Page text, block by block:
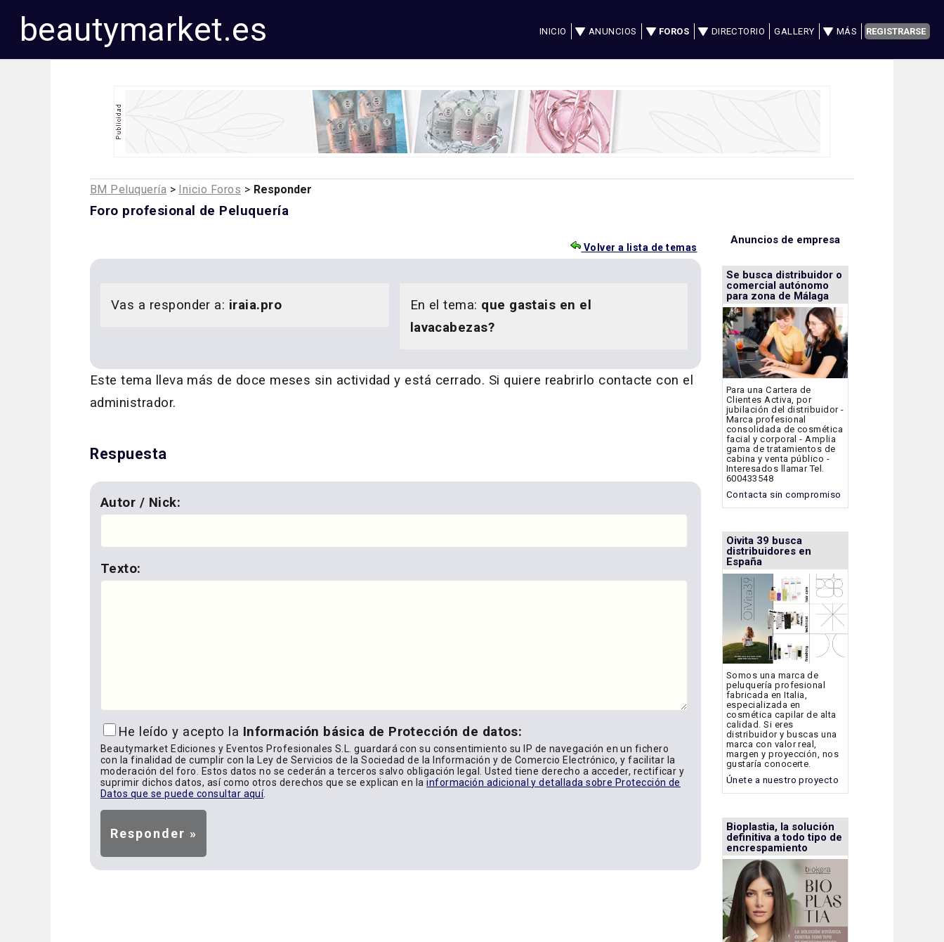
beautymarket.es INICIO ANUNCIOS FOROS DIRECTORIO GALLERY MÁS REGISTRARSE
BM Peluquería > Inicio Foros > Responder
Foro profesional de Peluquería
Volver a lista de temas
Vas a responder a: iraia.pro En el tema: que gastais en el
lavacabezas?
Este tema lleva más de doce meses sin actividad y está cerrado. Si quiere reabrirlo contacte con el
administrador.
Respuesta
Autor / Nick:
Texto:
He leído y acepto la Información básica de Protección de datos:
Beautymarket Ediciones y Eventos Profesionales S.L. guardará con su consentimiento su IP de navegación en un fichero
con la finalidad de cumplir con la Ley de Servicios de la Sociedad de la Información y de Comercio Electrónico, y facilitar la
moderación del foro. Estos datos no se cederán a terceros salvo obligación legal. Usted tiene derecho a acceder, rectificar y
suprimir dichos datos, así como otros derechos que se explican en lainformación adicional y detallada sobre Protección de
Datos que se puede consultar aquí.
Anuncios de empresa
Se busca distribuidor o
comercial autónomo
para zona de Málaga
Para una Cartera de
Clientes Activa, por
jubilación del distribuidor -
Marca profesional
consolidada de cosmética
facial y corporal - Amplia
gama de tratamientos de
cabina y venta público -
Interesados llamar Tel.
600433548
Contacta sin compromiso
Oivita 39 busca
distribuidores en
España
Somos una marca de
peluquería profesional
fabricada en Italia,
especializada en
cosmética capilar de alta
calidad. Si eres
distribuidor y buscas una
marca con valor real,
margen y proyección, nos
gustaría conocerte.
Únete a nuestro proyecto
Bioplastia, la solución
definitiva a todo tipo de
encrespamiento